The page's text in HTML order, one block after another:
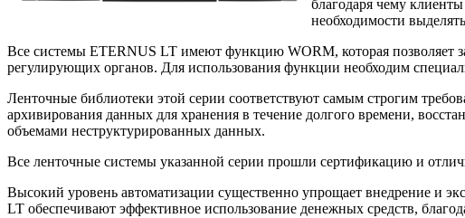
благодаря чему
необходимости
Все системы ETERNUS LT имеют функцию WORM, которая позволяет
регулирующих органов. Для использования функции необходим
Ленточные библиотеки этой серии соответствуют самым строгим
архивирования данных для хранения в течение долгого времени,
объемами неструктурированных данных.
Все ленточные системы указанной серии прошли сертификацию и
Высокий уровень автоматизации существенно упрощает внедрение и
LT обеспечивают эффективное использование денежных средств,